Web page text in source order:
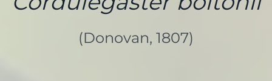
(Donovan, 1807)